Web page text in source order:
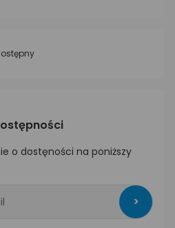
o dostęności na poniższy
>